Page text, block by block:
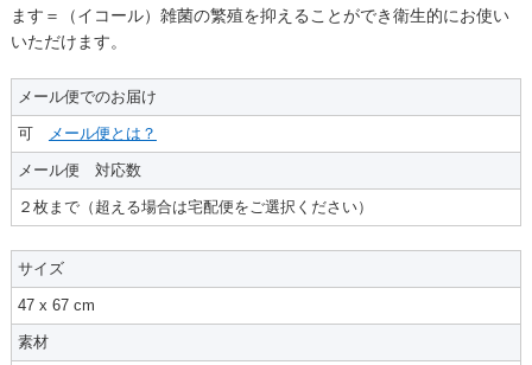
ます＝（イコール）雑菌の繁殖を抑えることができ衛生的にお使い
いただけます。
メール便でのお届け
可 メール便とは？
メール便 対応数
２枚まで（超える場合は宅配便をご選択ください）
サイズ
47 x 67 cm
素材